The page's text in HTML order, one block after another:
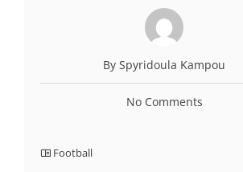
By Spyridoula Kampou
No Comments
Football